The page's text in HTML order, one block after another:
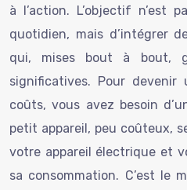
à l’action. L’objectif n’est
quotidien, mais d’intégrer
qui, mises bout à bout,
significatives. Pour
coûts, vous avez besoin
petit appareil, peu coûteux,
votre appareil électrique et
sa consommation. C’est le